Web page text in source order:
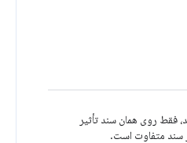
فقط روی همان سند تأثیر
سند متفاوت است.